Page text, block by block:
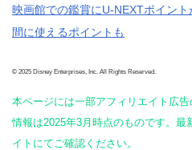
映画館での鑑賞にU-NEXTポイン
間に使えるポイントも
© 2025 Disney Enterprises, Inc. All Rights Reserved.
本ページには一部アフィリエイト広告
情報は2025年3月時点のものです。
イトにてご確認ください。